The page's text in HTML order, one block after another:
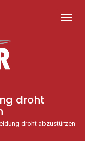
droht
droht abzustürzen